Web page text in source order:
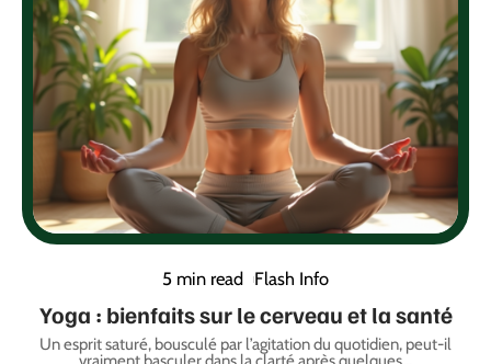
5 min read Flash Info
Yoga : bienfaits sur le cerveau et la santé
Un esprit saturé, bousculé par l’agitation du quotidien, peut-il